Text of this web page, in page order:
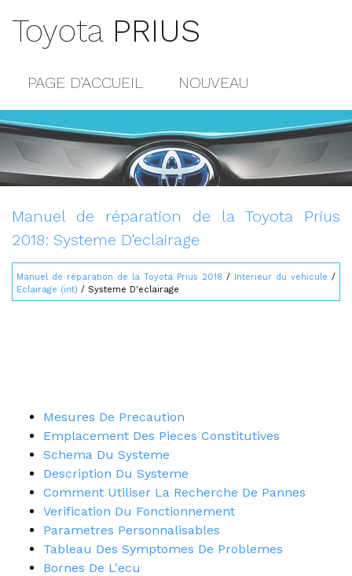
Toyota PRIUS
PAGE D'ACCUEIL NOUVEAU
POPULAIRE
CONTACTS
Manuel de réparation de la Toyota Prius
2018: Systeme D'eclairage
Manuel de réparation de la Toyota Prius 2018 / Interieur du vehicule /
Eclairage (int) / Systeme D'eclairage
Mesures De Precaution
Emplacement Des Pieces Constitutives
Schema Du Systeme
Description Du Systeme
Comment Utiliser La Recherche De Pannes
Verification Du Fonctionnement
Parametres Personnalisables
Tableau Des Symptomes De Problemes
Bornes De L'ecu